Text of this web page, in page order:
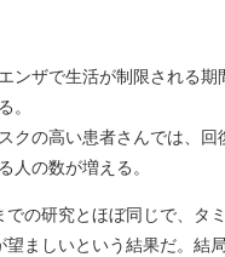
ンザで生活が制限される
。
クの高い患者さんでは、
人の数が増える。
の研究とほぼ同じで、タ
ましいという結果だ。結